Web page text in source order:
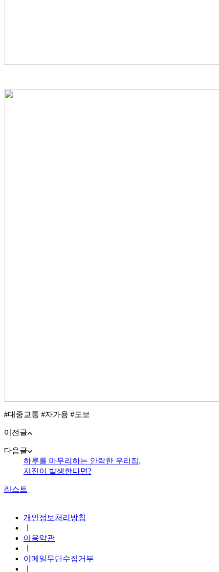
#대중교통 #자가용 #도보
이전글
다음글
하루를 마무리하는 안락한 우리집,
지진이 발생한다면?
리스트
개인정보처리방침
이용약관
이메일무단수집거부